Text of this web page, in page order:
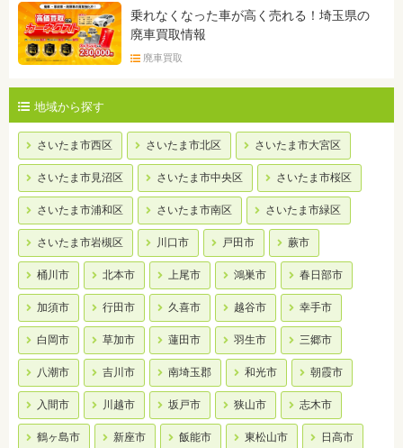
乗れなくなった車が高く売れる！埼玉県の
廃車買取情報
廃車買取
地域から探す
さいたま市西区 さいたま市北区 さいたま市大宮区
さいたま市見沼区 さいたま市中央区 さいたま市桜区
さいたま市浦和区 さいたま市南区 さいたま市緑区
さいたま市岩槻区 川口市 戸田市 蕨市
桶川市 北本市 上尾市 鴻巣市 春日部市
加須市 行田市 久喜市 越谷市 幸手市
白岡市 草加市 蓮田市 羽生市 三郷市
八潮市 吉川市 南埼玉郡 和光市 朝霞市
入間市 川越市 坂戸市 狭山市 志木市
鶴ヶ島市 新座市 飯能市 東松山市 日高市